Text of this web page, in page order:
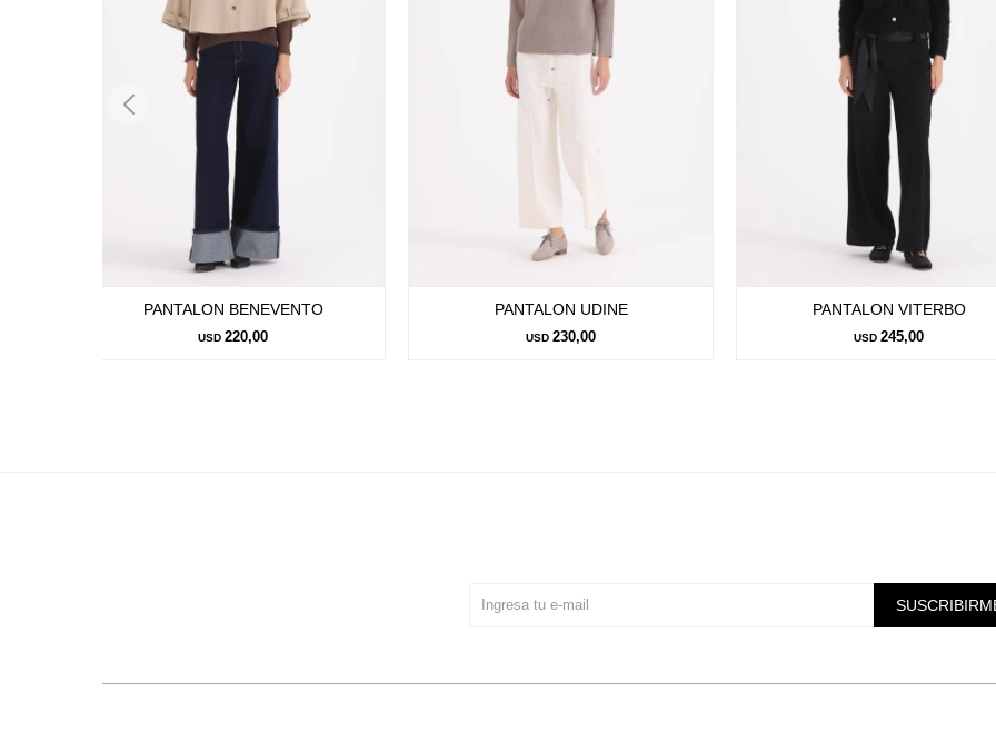
PANTALON BENEVENTO
USD 220,00
PANTALON UDINE
USD 230,00
PANTALON VITERBO
USD 245,00